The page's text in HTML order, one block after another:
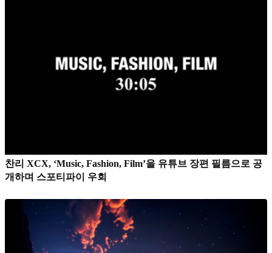
찬리 XCX, ‘Music, Fashion, Film’을 유튜브 장편 필름으로 공
개하며 스포티파이 우회